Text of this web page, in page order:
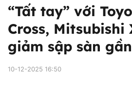
“Tất tay” với
Cross, Mitsubishi
giảm sập sàn
10-12-2025 16:50